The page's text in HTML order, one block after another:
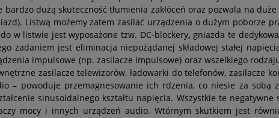
dużą skuteczność tłumienia zakłóceń oraz pozwala na
Listwą możemy zatem zasilać urządzenia o dużym poborze
w listwie jest wyposażone tzw. DC-blockery, gniazda te
zadaniem jest eliminacja niepożądanej składowej stałej
impulsowe (np. zasilacze impulsowe) oraz wszelkiego
zasilacze telewizorów, ładowarki do telefonów, zasilacze
– powoduje przemagnesowanie ich rdzenia, co niesie za sobą
sinusoidalnego kształtu napięcia. Wszystkie te negatywne
mocy i innych urządzeń audio. Wtórnym skutkiem jest